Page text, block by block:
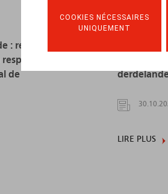
COOKIES NÉCESSAIRES
UNIQUEMENT
: report de la
de
LIRE PLUS